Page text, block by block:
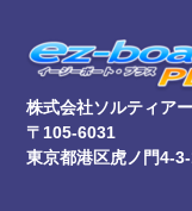
株式会社ソルティア
〒105-6031
東京都港区虎ノ門4-